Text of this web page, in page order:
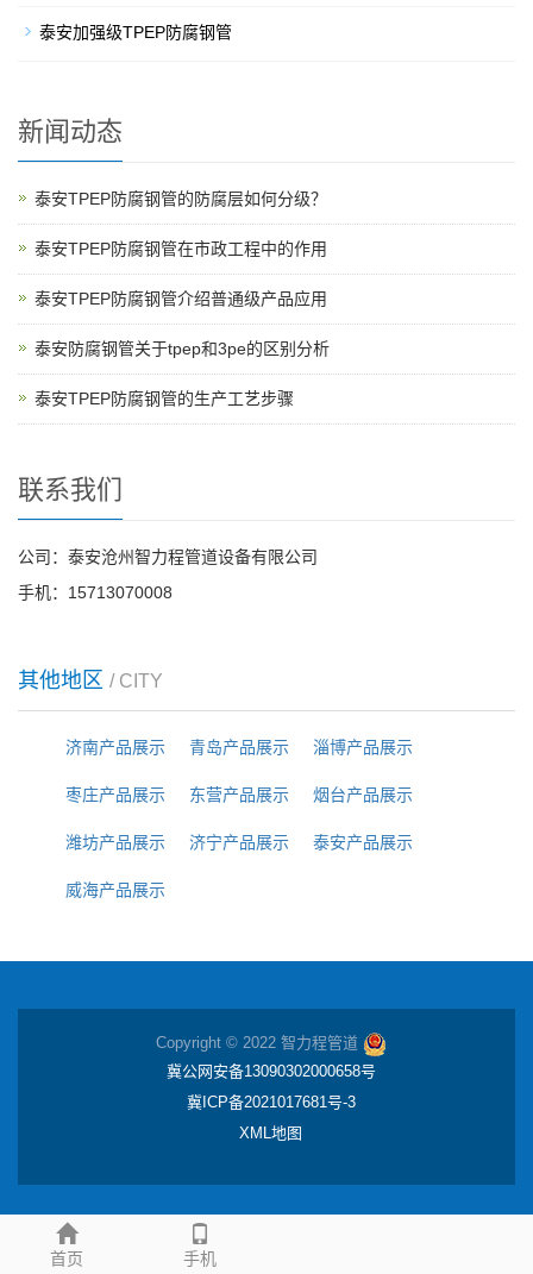
泰安加强级TPEP防腐钢管
新闻动态
泰安TPEP防腐钢管的防腐层如何分级？
泰安TPEP防腐钢管在市政工程中的作用
泰安TPEP防腐钢管介绍普通级产品应用
泰安防腐钢管关于tpep和3pe的区别分析
泰安TPEP防腐钢管的生产工艺步骤
联系我们
公司：泰安沧州智力程管道设备有限公司
手机：15713070008
其他地区 / CITY
济南产品展示 青岛产品展示 淄博产品展示
枣庄产品展示 东营产品展示 烟台产品展示
潍坊产品展示 济宁产品展示 泰安产品展示
威海产品展示
首页 手机
Copyright © 2022 智力程管道
冀公网安备13090302000658号
冀ICP备2021017681号-3
XML地图